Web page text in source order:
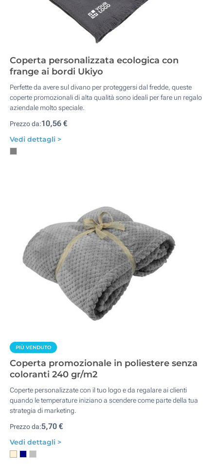
Coperta personalizzata ecologica con
frange ai bordi Ukiyo
Perfette da avere sul divano per proteggersi dal fredde, queste
coperte promozionali di alta qualità sono ideali per fare un regalo
aziendale molto speciale.
Prezzo da:10,56 €
Vedi dettagli >
PIÙ VENDUTO
Coperta promozionale in poliestere senza
coloranti 240 gr/m2
Coperte personalizzate con il tuo logo e da regalare ai clienti
quando le temperature iniziano a scendere come parte della tua
strategia di marketing.
Prezzo da:5,70 €
Vedi dettagli >